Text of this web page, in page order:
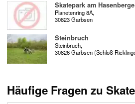
Skatepark am Hasenberge
Planetenring 8A,
30823 Garbsen
Steinbruch
Steinbruch,
30826 Garbsen (Schloß
Häufige Fragen zu